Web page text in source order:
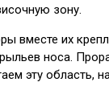
зону.
вместе их
носа.
эту область,